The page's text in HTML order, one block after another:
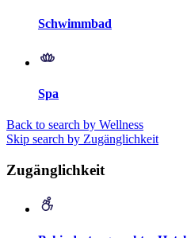
Schwimmbad
Spa
Back to search by Wellness
Skip search by Zugänglichkeit
Zugänglichkeit